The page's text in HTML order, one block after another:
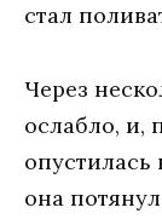
стал
Через
ослабло, и,
опустилась
она